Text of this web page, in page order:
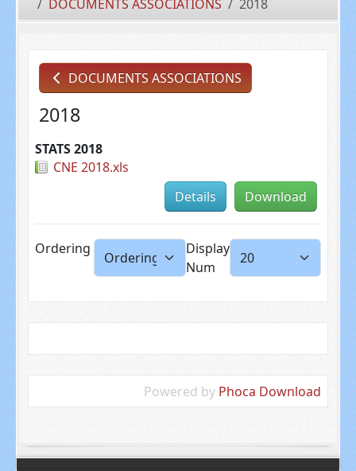
DOCUMENTS ASSOCIATIONS
2018
DOCUMENTS ASSOCIATIONS
2018
STATS 2018
CNE 2018.xls
Download
Details
Ordering
Display
Num
Powered by Phoca Download